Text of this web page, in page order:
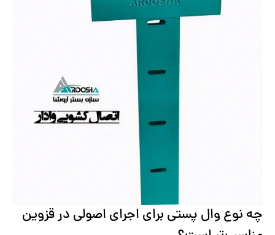
چه نوع وال پستی برای اجرای اصولی در قزوین